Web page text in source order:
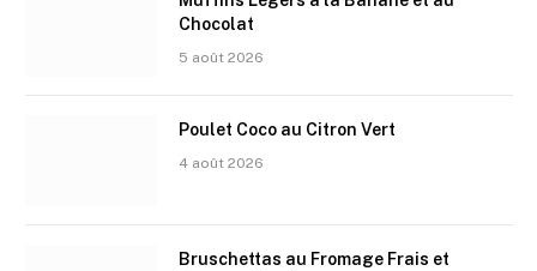
Chocolat
5 août 2026
Poulet Coco au Citron Vert
4 août 2026
Bruschettas au Fromage Frais et